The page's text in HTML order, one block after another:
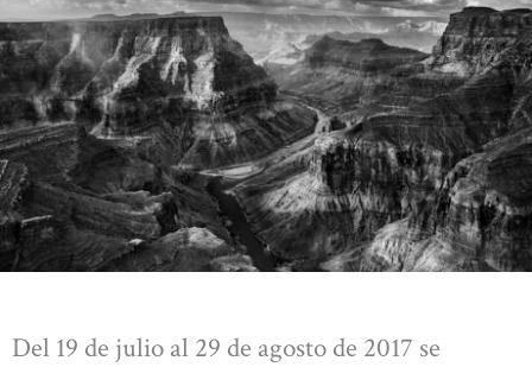
Del 19 de julio al 29 de agosto de 2017 se